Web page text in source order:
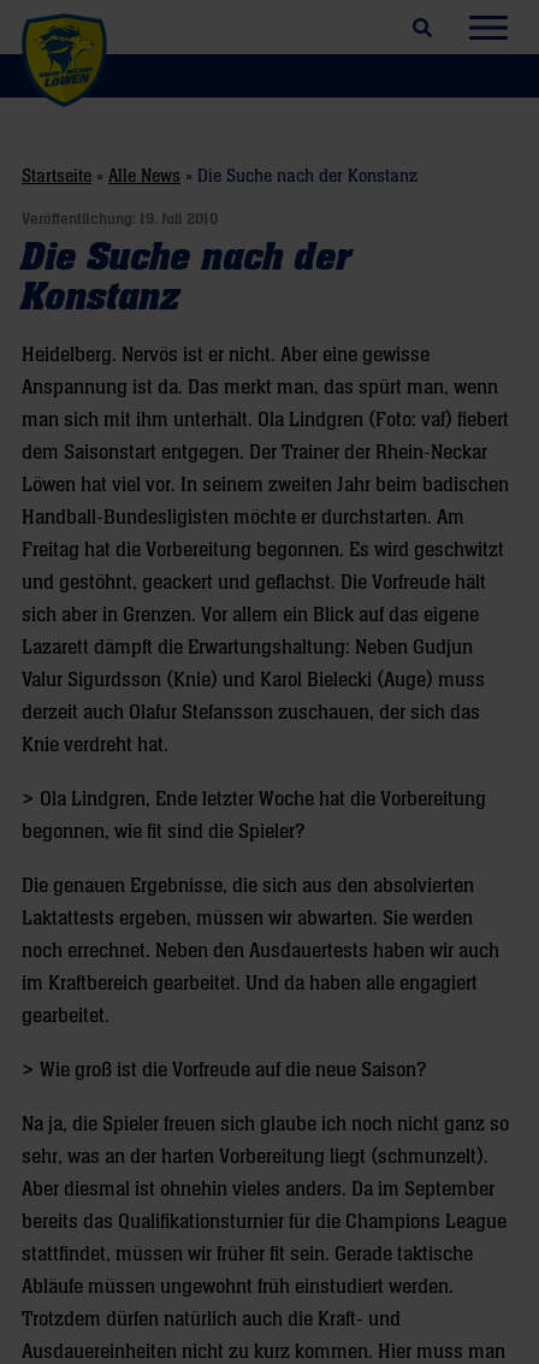
Suchfeld öffnen
Startseite » Alle News » Die Suche nach der Konstanz
Veröffentlichung: 19. Juli 2010
Die Suche nach der
Konstanz
Heidelberg. Nervös ist er nicht. Aber eine gewisse
Anspannung ist da. Das merkt man, das spürt man, wenn
man sich mit ihm unterhält. Ola Lindgren (Foto: vaf) fiebert
dem Saisonstart entgegen. Der Trainer der Rhein-Neckar
Löwen hat viel vor. In seinem zweiten Jahr beim badischen
Handball-Bundesligisten möchte er durchstarten. Am
Freitag hat die Vorbereitung begonnen. Es wird geschwitzt
und gestöhnt, geackert und geflachst. Die Vorfreude hält
sich aber in Grenzen. Vor allem ein Blick auf das eigene
Lazarett dämpft die Erwartungshaltung: Neben Gudjun
Valur Sigurdsson (Knie) und Karol Bielecki (Auge) muss
derzeit auch Olafur Stefansson zuschauen, der sich das
Knie verdreht hat.
> Ola Lindgren, Ende letzter Woche hat die Vorbereitung
begonnen, wie fit sind die Spieler?
Die genauen Ergebnisse, die sich aus den absolvierten
Laktattests ergeben, müssen wir abwarten. Sie werden
noch errechnet. Neben den Ausdauertests haben wir auch
im Kraftbereich gearbeitet. Und da haben alle engagiert
gearbeitet.
> Wie groß ist die Vorfreude auf die neue Saison?
Na ja, die Spieler freuen sich glaube ich noch nicht ganz so
sehr, was an der harten Vorbereitung liegt (schmunzelt).
Aber diesmal ist ohnehin vieles anders. Da im September
bereits das Qualifikationsturnier für die Champions League
stattfindet, müssen wir früher fit sein. Gerade taktische
Abläufe müssen ungewohnt früh einstudiert werden.
Trotzdem dürfen natürlich auch die Kraft- und
Ausdauereinheiten nicht zu kurz kommen. Hier muss man